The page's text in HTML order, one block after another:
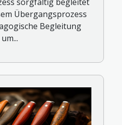
Übergangsprozess
Begleitung